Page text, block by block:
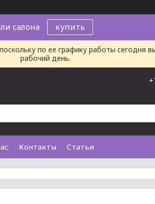
салона купить
по ее графику работы сегодня
рабочий день.
Контакты Статьи